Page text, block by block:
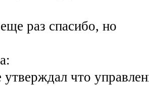
раз спасибо, но
что